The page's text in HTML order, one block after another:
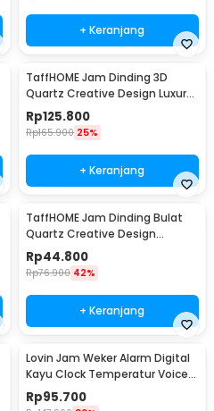
+ Keranjang
TaffHOME Jam Dinding 3D
Quartz Creative Design Luxury
Diamond 33cm - T6807
Rp125.800
Rp165.900 25%
+ Keranjang
TaffHOME Jam Dinding Bulat
Quartz Creative Design
Modern 29cm - H6588
Rp44.800
Rp76.900 42%
+ Keranjang
Lovin Jam Weker Alarm Digital
Kayu Clock Temperatur Voice
Control - TX602
Rp95.700